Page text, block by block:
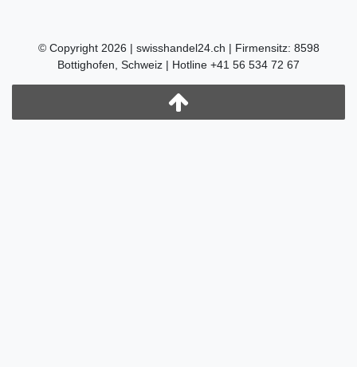
© Copyright 2026 | swisshandel24.ch | Firmensitz: 8598
Bottighofen, Schweiz | Hotline +41 56 534 72 67